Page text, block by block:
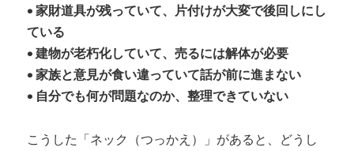
• 家財道具が残っていて、片付けが大変で後回しにし
ている
• 建物が老朽化していて、売るには解体が必要
• 家族と意見が食い違っていて話が前に進まない
• 自分でも何が問題なのか、整理できていない
こうした「ネック（つっかえ）」があると、どうし